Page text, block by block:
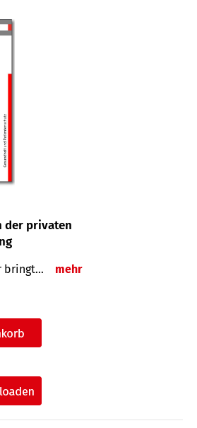
der privaten
bringt… mehr